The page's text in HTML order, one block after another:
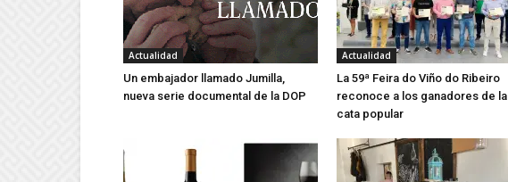
Actualidad
Un embajador llamado Jumilla,
nueva serie documental de la DOP
Actualidad
La 59ª Feira do Viño do Ribeiro
reconoce a los ganadores de la
cata popular